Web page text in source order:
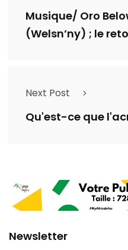
Musique/ Oro
(Welsn’ny) ; le
Next Post
Qu'est-ce que
Newsletter